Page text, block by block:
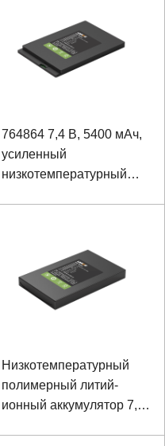
764864 7,4 В, 5400 мАч,
усиленный
низкотемпературный
Низкотемпературный
полимерный литий-
ионный аккумулятор 7,4